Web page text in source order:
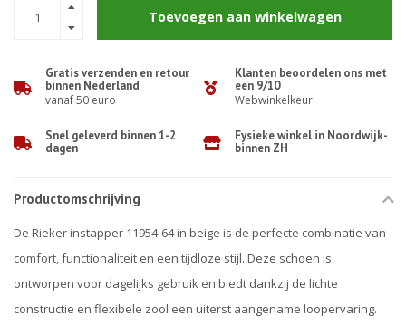
Toevoegen aan winkelwagen
Gratis verzenden en retour
binnen Nederland
vanaf 50 euro
Klanten beoordelen ons met
een 9/10
Webwinkelkeur
Snel geleverd binnen 1-2
dagen
Fysieke winkel in Noordwijk-
binnen ZH
Productomschrijving
De Rieker instapper 11954-64 in beige is de perfecte combinatie van
comfort, functionaliteit en een tijdloze stijl. Deze schoen is
ontworpen voor dagelijks gebruik en biedt dankzij de lichte
constructie en flexibele zool een uiterst aangename loopervaring.